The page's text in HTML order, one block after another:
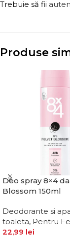
Trebuie să fii
Produse
Deo spray 8×4
Blossom 150ml
Deodorante si
toaleta, Pentru
22,99 lei